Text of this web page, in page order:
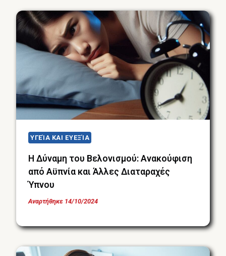
ΥΓΕΊΑ ΚΑΙ ΕΥΕΞΊΑ
Η Δύναμη του Βελονισμού: Ανακούφιση
από Αϋπνία και Άλλες Διαταραχές
Ύπνου
Αναρτήθηκε 14/10/2024